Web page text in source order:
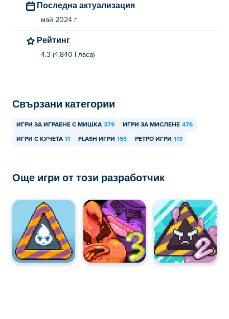
Можете да играете In the Doghouse безплатно на Poki.
мобилни устройства и настолен компютър?
Последна актуализация
май 2024 г.
Рейтинг
4.3 (4,840 Гласa)
Свързани категории
ИГРИ ЗА ИГРАЕНЕ С МИШКА 379 ИГРИ ЗА МИСЛЕНЕ 476
ИГРИ С КУЧЕТА 11 FLASH ИГРИ 153 РЕТРО ИГРИ 113
Още игри от този разработчик